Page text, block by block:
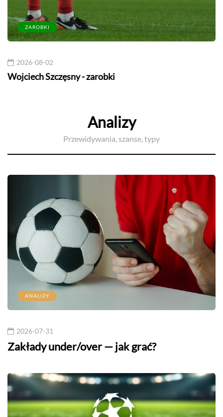
ZAROBKI
2026-08-02
Wojciech Szczęsny - zarobki
Analizy
Przewidywania, szanse, typy
ANALIZY
2026-07-31
Zakłady under/over — jak grać?